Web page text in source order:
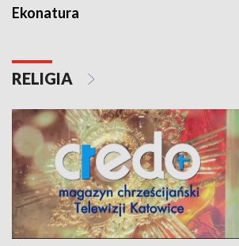
Ekonatura
RELIGIA